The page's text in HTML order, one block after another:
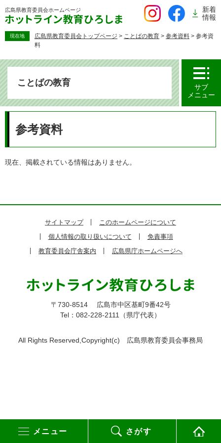
ー
メニュー さがす
広島県教育委員会ホームページ
新着
情報
現在地 広島県教育委員会トップページ > ことばの教育 > 参考資料 > 参考資
料
ことばの教育
サブ
メニュー
参考資料
現在、掲載されている情報はありません。
サイトマップ
このホームページについて
個人情報の取り扱いについて
免責事項
教育委員会庁舎案内
広島県庁ホームページへ
〒730-8514
広島市中区基町9番42号
Tel：082-228-2111（県庁代表）
All Rights Reserved,Copyright(c) 広島県教育委員会事務局